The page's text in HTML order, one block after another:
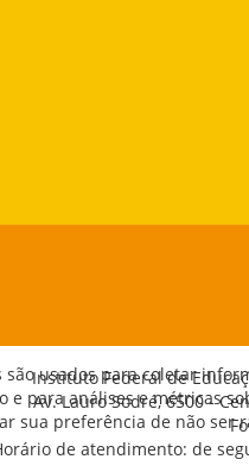
Instituto Federal de
Av. Lauro Sodré, 6500 -
de atendimento: de
usados para coletar
para análises e métricas
sua preferência de não ser